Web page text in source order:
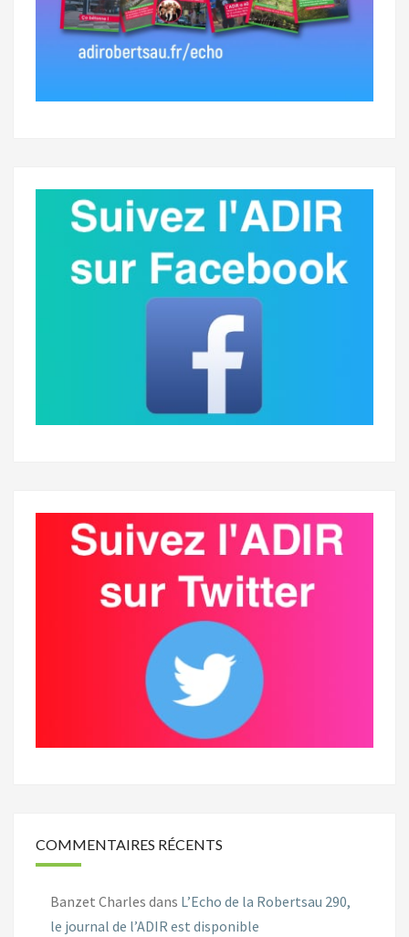
COMMENTAIRES RÉCENTS
Banzet Charles dans L’Echo de la Robertsau 290,
le journal de l’ADIR est disponible